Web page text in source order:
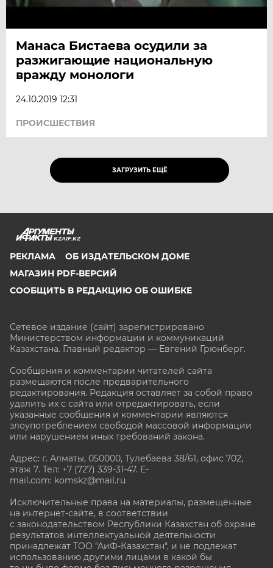
Манаса Бистаева осудили за
разжигающие национальную
вражду монологи
24.10.2019 12:31
ПРОИСШЕСТВИЯ
ЗАГРУЗИТЬ ЕЩЁ
KZAIF.KZ
РЕКЛАМА
ОБ ИЗДАТЕЛЬСКОМ ДОМЕ
МАГАЗИН PDF-ВЕРСИЙ
СООБЩИТЬ В РЕДАКЦИЮ ОБ ОШИБКЕ
Сетевое издание (сайт) зарегистрировано
Министерством информации и коммуникаций
Казахстана. Главный редактор — Евгений Грюнберг.
Сообщения и комментарии читателей сайта
размещаются после предварительного
редактирования. Редакция оставляет за собой право
удалить их с сайта или отредактировать, если
указанные сообщения и комментарии являются
злоупотреблением свободой массовой информации
или нарушением иных требований закона.
Адрес: г. Алматы, 050000, Тулебаева 38/61, офис 702,
этаж 7. Тел: +7 (727) 339-31-47. E-
mail.com: komskz@mail.ru
Исключительные права на материалы, размещённые
на интернет-сайте, в соответствии
с законодательством Республики Казахстан об охране
результатов интеллектуальной деятельности
принадлежат ТОО "АиФ-Казахстан", и не подлежат
использованию другими лицами в какой бы